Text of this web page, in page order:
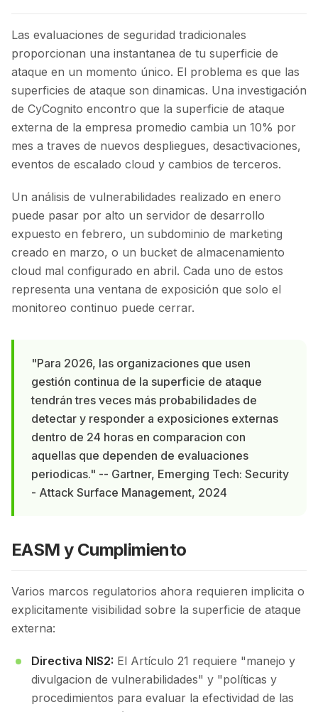
Las evaluaciones de seguridad tradicionales
proporcionan una instantanea de tu superficie de
ataque en un momento único. El problema es que las
superficies de ataque son dinamicas. Una investigación
de CyCognito encontro que la superficie de ataque
externa de la empresa promedio cambia un 10% por
mes a traves de nuevos despliegues, desactivaciones,
eventos de escalado cloud y cambios de terceros.
Un análisis de vulnerabilidades realizado en enero
puede pasar por alto un servidor de desarrollo
expuesto en febrero, un subdominio de marketing
creado en marzo, o un bucket de almacenamiento
cloud mal configurado en abril. Cada uno de estos
representa una ventana de exposición que solo el
monitoreo continuo puede cerrar.
"Para 2026, las organizaciones que usen
gestión continua de la superficie de ataque
tendrán tres veces más probabilidades de
detectar y responder a exposiciones externas
dentro de 24 horas en comparacion con
aquellas que dependen de evaluaciones
periodicas." -- Gartner, Emerging Tech: Security
- Attack Surface Management, 2024
EASM y Cumplimiento
Varios marcos regulatorios ahora requieren implicita o
explicitamente visibilidad sobre la superficie de ataque
externa:
Directiva NIS2: El Artículo 21 requiere "manejo y
divulgacion de vulnerabilidades" y "políticas y
procedimientos para evaluar la efectividad de las